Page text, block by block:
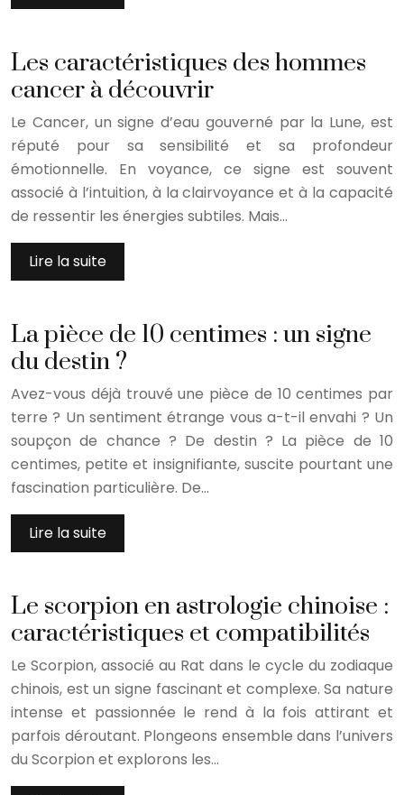
Les caractéristiques des hommes
cancer à découvrir
Le Cancer, un signe d’eau gouverné par la Lune, est
réputé pour sa sensibilité et sa profondeur
émotionnelle. En voyance, ce signe est souvent
associé à l’intuition, à la clairvoyance et à la capacité
de ressentir les énergies subtiles. Mais…
Lire la suite
La pièce de 10 centimes : un signe
du destin ?
Avez-vous déjà trouvé une pièce de 10 centimes par
terre ? Un sentiment étrange vous a-t-il envahi ? Un
soupçon de chance ? De destin ? La pièce de 10
centimes, petite et insignifiante, suscite pourtant une
fascination particulière. De…
Lire la suite
Le scorpion en astrologie chinoise :
caractéristiques et compatibilités
Le Scorpion, associé au Rat dans le cycle du zodiaque
chinois, est un signe fascinant et complexe. Sa nature
intense et passionnée le rend à la fois attirant et
parfois déroutant. Plongeons ensemble dans l’univers
du Scorpion et explorons les…